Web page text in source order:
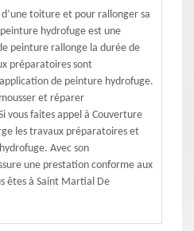
toiture et pour rallonger sa
hydrofuge est une
peinture rallonge la durée de
préparatoires sont
de peinture hydrofuge.
et réparer
vous faites appel à Couverture
les travaux préparatoires et
Avec son
une prestation conforme aux
êtes à Saint Martial De